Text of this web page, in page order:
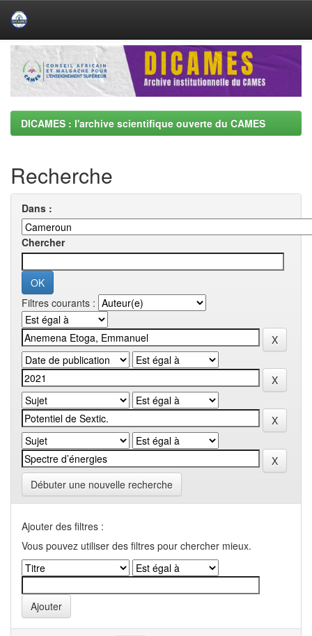
Skip
navigation
DICAMES : l'archive scientifique ouverte du CAMES
Recherche
Dans :
Chercher
Filtres courants :
Débuter une nouvelle recherche
Ajouter des filtres :
Vous pouvez utiliser des filtres pour chercher mieux.